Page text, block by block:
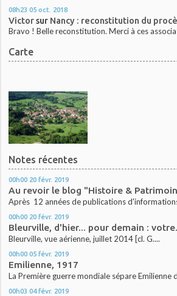
08h23 05 oct. 2018
Victorsur Nancy : reconstitution du
Bravo ! Belle reconstitution. Merci à ces
Carte
Notes récentes
00h00 20 févr. 2019
Au revoir le blog "Histoire &
Après 12 années de publications
00h00 20 févr. 2019
Bleurville, d'hier... pour demain :
Bleurville, vue aérienne, juillet 2014 [cl. G....
00h00 05 févr. 2019
Emilienne, 1917
La Première guerre mondiale sépare Emilienne
00h03 04 févr. 2019